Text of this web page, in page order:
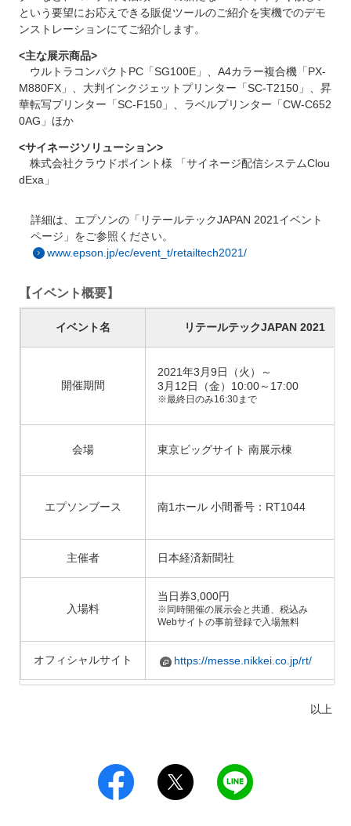
という要望にお応えできる販促ツールのご紹介を実機でのデモ
ンストレーションにてご紹介します。
<主な展示商品>
ウルトラコンパクトPC「SG100E」、A4カラー複合機「PX-
M880FX」、大判インクジェットプリンター「SC-T2150」、昇
華転写プリンター「SC-F150」、ラベルプリンター「CW-C652
0AG」ほか
<サイネージソリューション>
株式会社クラウドポイント様 「サイネージ配信システムClou
dExa」
詳細は、エプソンの「リテールテックJAPAN 2021イベント
ページ」をご参照ください。
www.epson.jp/ec/event_t/retailtech2021/
【イベント概要】
イベント名 リテールテックJAPAN 2021
開催期間
2021年3月9日（火）～
3月12日（金）10:00～17:00
※最終日のみ16:30まで
会場 東京ビッグサイト 南展示棟
エプソンブース 南1ホール 小間番号：RT1044
主催者 日本経済新聞社
入場料
当日券3,000円
※同時開催の展示会と共通、税込み
Webサイトの事前登録で入場無料
オフィシャルサイト https://messe.nikkei.co.jp/rt/
以上